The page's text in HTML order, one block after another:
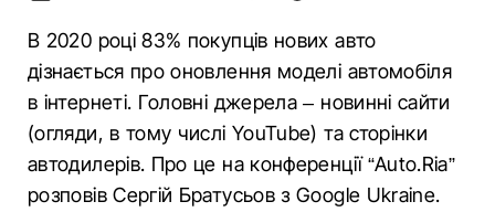
В 2020 році 83% покупців нових авто
дізнається про оновлення моделі автомобіля
в інтернеті. Головні джерела – новинні сайти
(огляди, в тому числі YouTube) та сторінки
автодилерів. Про це на конференції “Auto.Ria”
розповів Сергій Братусьов з Google Ukraine.